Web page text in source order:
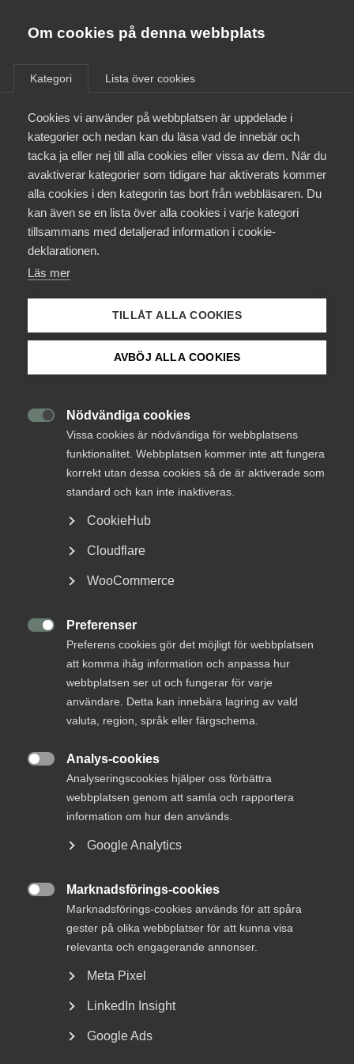
Bli medlem
Kontakt
Kollektivavtal och försäkringar
Aktuellt
Utbildningar
Mina sidor (almega.se)
Bli medlem
Sök på innovationsforetagen.se
Pressrum
In English
Aktuellt
Alla Debattartiklar Nyheter
Pressmeddelanden
Rapporter
Remisser
SENASTE ARTIKLAR
Offentlig upphandling 15 juli
Carlstedt Arkitekter: Med
kollektivavtal blir det enklare att
Innovationsföretagen både trygghet i arbetsgivarrollen
och möjlighet att påverka branschens villkor. Vd Stina
Resiliens
Debattartiklar
DEBATT: Lägsta pris bygger inte
framtidens beredskap
När offentlig upphandling fokuserar på lägsta pris riskerar
robusthet, innovation och långsiktigt värde att prioriteras
bort. I debattartikeln argumenterar Maria Lindström,
Om cookies på denna webbplats
Kategori Lista över cookies
Cookies vi använder på webbplatsen är uppdelade i
kategorier och nedan kan du läsa vad de innebär och
tacka ja eller nej till alla cookies eller vissa av dem. När du
avaktiverar kategorier som tidigare har aktiverats kommer
alla cookies i den kategorin tas bort från webbläsaren. Du
kan även se en lista över alla cookies i varje kategori
tillsammans med detaljerad information i cookie-
deklarationen.
Läs mer
TILLÅT ALLA COOKIES
AVBÖJ ALLA COOKIES
Nödvändiga cookies
Vissa cookies är nödvändiga för webbplatsens
funktionalitet. Webbplatsen kommer inte att fungera
korrekt utan dessa cookies så de är aktiverade som
standard och kan inte inaktiveras.
CookieHub
Cloudflare
WooCommerce
Preferenser
Preferens cookies gör det möjligt för webbplatsen
att komma ihåg information och anpassa hur
webbplatsen ser ut och fungerar för varje
användare. Detta kan innebära lagring av vald
valuta, region, språk eller färgschema.
Analys-cookies
Analyseringscookies hjälper oss förbättra
webbplatsen genom att samla och rapportera
information om hur den används.
Google Analytics
Marknadsförings-cookies
Marknadsförings-cookies används för att spåra
gester på olika webbplatser för att kunna visa
relevanta och engagerande annonser.
Meta Pixel
LinkedIn Insight
Google Ads